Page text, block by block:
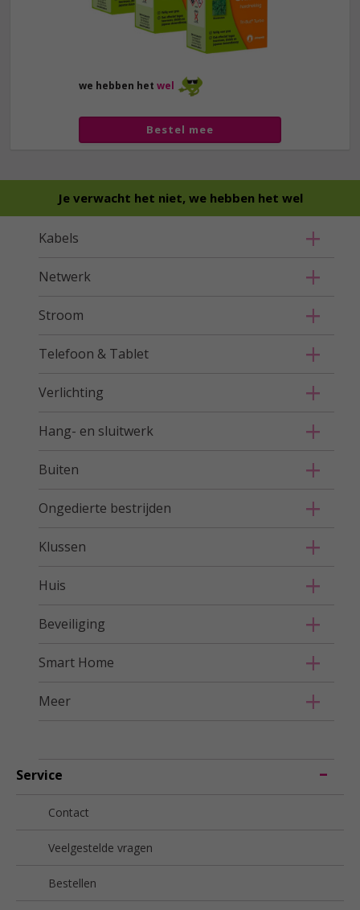
we hebben het wel
Bestel mee
Je verwacht het niet, we hebben het wel
Kabels
Netwerk
Stroom
Telefoon & Tablet
Verlichting
Hang- en sluitwerk
Buiten
Ongedierte bestrijden
Klussen
Huis
Beveiliging
Smart Home
Meer
Service
Contact
Veelgestelde vragen
Bestellen